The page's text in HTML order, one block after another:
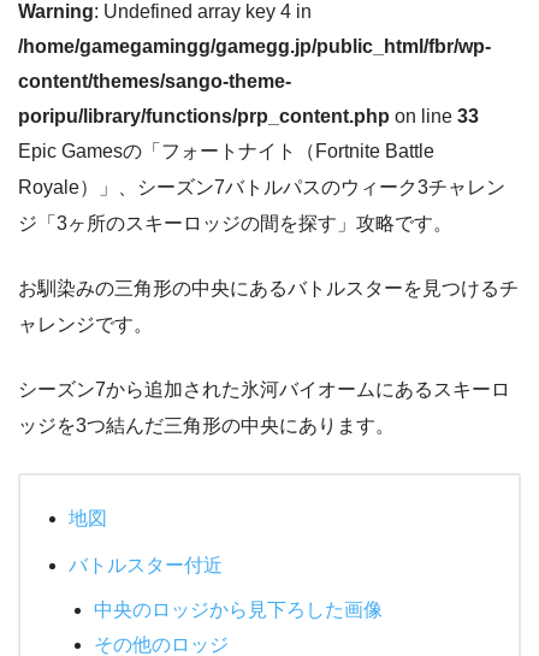
Warning: Undefined array key 4 in
/home/gamegamingg/gamegg.jp/public_html/fbr/wp-
content/themes/sango-theme-
poripu/library/functions/prp_content.php on line 33
Epic Gamesの「フォートナイト（Fortnite Battle
Royale）」、シーズン7バトルパスのウィーク3チャレン
ジ「3ヶ所のスキーロッジの間を探す」攻略です。
お馴染みの三角形の中央にあるバトルスターを見つけるチ
ャレンジです。
シーズン7から追加された氷河バイオームにあるスキーロ
ッジを3つ結んだ三角形の中央にあります。
地図
バトルスター付近
中央のロッジから見下ろした画像
その他のロッジ